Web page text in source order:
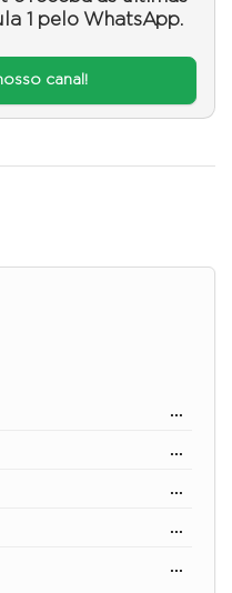
1 pelo WhatsApp.
canal!
...
...
...
...
...